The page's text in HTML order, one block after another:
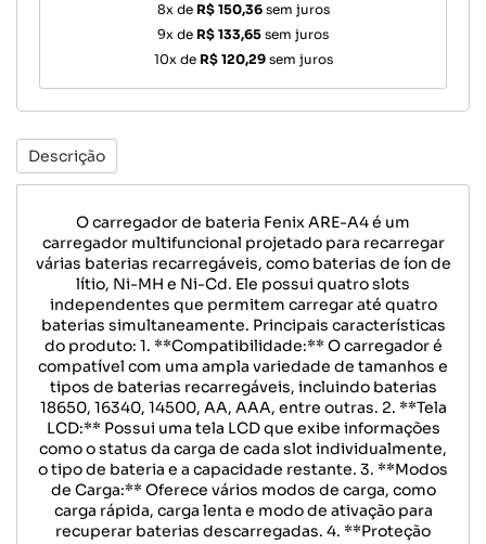
8x de R$ 150,36sem juros
9x de R$ 133,65 sem juros
10x de R$ 120,29sem juros
Descrição
O carregador de bateria Fenix ARE-A4 é um
carregador multifuncional projetado para recarregar
várias baterias recarregáveis, como baterias de íon de
lítio, Ni-MH e Ni-Cd. Ele possui quatro slots
independentes que permitem carregar até quatro
baterias simultaneamente. Principais características
do produto: 1. **Compatibilidade:** O carregador é
compatível com uma ampla variedade de tamanhos e
tipos de baterias recarregáveis, incluindo baterias
18650, 16340, 14500, AA, AAA, entre outras. 2. **Tela
LCD:** Possui uma tela LCD que exibe informações
como o status da carga de cada slot individualmente,
o tipo de bateria e a capacidade restante. 3. **Modos
de Carga:** Oferece vários modos de carga, como
carga rápida, carga lenta e modo de ativação para
recuperar baterias descarregadas. 4. **Proteção